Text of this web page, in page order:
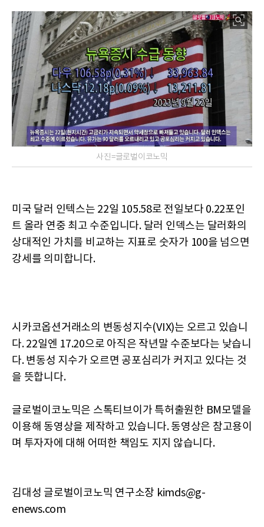
사진=글로벌이코노믹
미국 달러 인텍스는 22일 105.58로 전일보다 0.22포인
트 올라 연중 최고 수준입니다. 달러 인덱스는 달러화의
상대적인 가치를 비교하는 지표로 숫자가 100을 넘으면
강세를 의미합니다.
시카코옵션거래소의 변동성지수(VIX)는 오르고 있습니
다. 22일엔 17.20으로 아직은 작년말 수준보다는 낮습니
다. 변동성 지수가 오르면 공포심리가 커지고 있다는 것
을 뜻합니다.
글로벌이코노믹은 스톡티브이가 특허출원한 BM모델을
이용해 동영상을 제작하고 있습니다. 동영상은 참고용이
며 투자자에 대해 어떠한 책임도 지지 않습니다.
김대성 글로벌이코노믹 연구소장 kimds@g-
enews.com